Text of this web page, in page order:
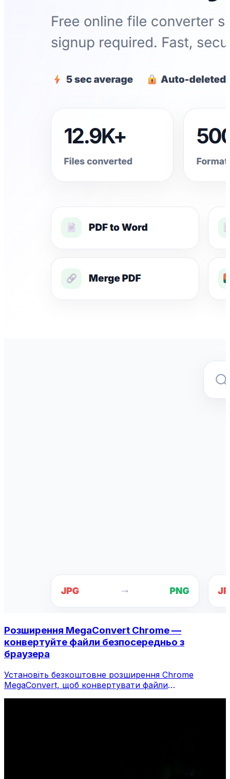
Розширення MegaConvert Chrome —
конвертуйте файли безпосередньо з
браузера
Установіть безкоштовне розширення Chrome
MegaConvert, щоб конвертувати файли